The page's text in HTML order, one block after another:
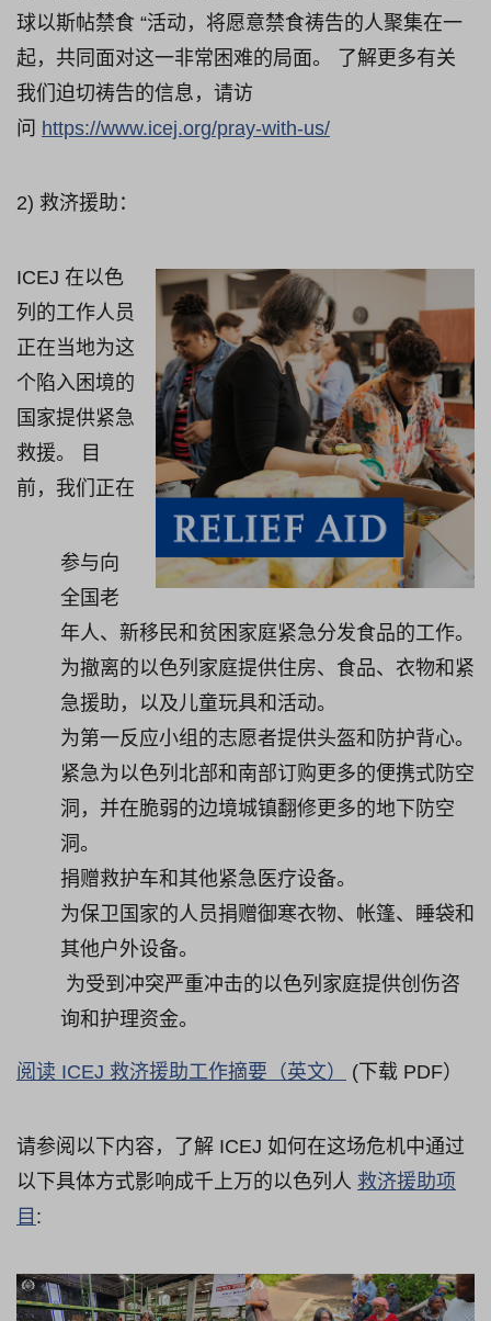
球以斯帖禁食 “活动，将愿意禁食祷告的人聚集在一
起，共同面对这一非常困难的局面。 了解更多有关
我们迫切祷告的信息，请访
问 https://www.icej.org/pray-with-us/
2) 救济援助：
ICEJ 在以色
列的工作人员
正在当地为这
个陷入困境的
国家提供紧急
救援。 目
前，我们正在
参与向
全国老
年人、新移民和贫困家庭紧急分发食品的工作。
为撤离的以色列家庭提供住房、食品、衣物和紧
急援助，以及儿童玩具和活动。
为第一反应小组的志愿者提供头盔和防护背心。
紧急为以色列北部和南部订购更多的便携式防空
洞，并在脆弱的边境城镇翻修更多的地下防空
洞。
捐赠救护车和其他紧急医疗设备。
为保卫国家的人员捐赠御寒衣物、帐篷、睡袋和
其他户外设备。
为受到冲突严重冲击的以色列家庭提供创伤咨
询和护理资金。
阅读 ICEJ 救济援助工作摘要（英文） (下载 PDF）
请参阅以下内容，了解 ICEJ 如何在这场危机中通过
以下具体方式影响成千上万的以色列人 救济援助项
目 :